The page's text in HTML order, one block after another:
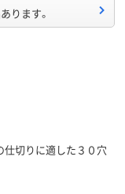
ります。
仕切りに適した３０穴